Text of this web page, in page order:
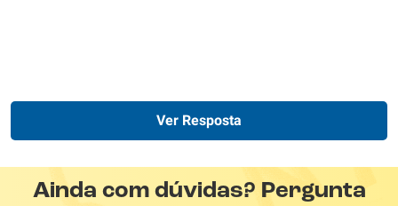
Ver Resposta
Ainda com dúvidas? Pergunta